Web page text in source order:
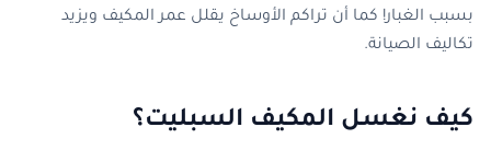
بسبب الغبار! كما أن تراكم الأوساخ يقلل عمر المكيف ويزيد
تكاليف الصيانة.
كيف نغسل المكيف السبليت؟